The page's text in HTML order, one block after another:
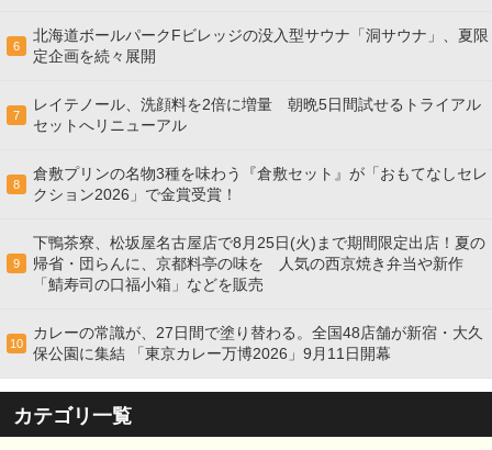
6
北海道ボールパークFビレッジの没入型サウナ「洞サウナ」、夏限
定企画を続々展開
7
レイテノール、洗顔料を2倍に増量 朝晩5日間試せるトライアル
セットへリニューアル
8
倉敷プリンの名物3種を味わう『倉敷セット』が「おもてなしセレ
クション2026」で金賞受賞！
9
下鴨茶寮、松坂屋名古屋店で8月25日(火)まで期間限定出店！夏の
帰省・団らんに、京都料亭の味を 人気の西京焼き弁当や新作
「鯖寿司の口福小箱」などを販売
10
カレーの常識が、27日間で塗り替わる。全国48店舗が新宿・大久
保公園に集結 「東京カレー万博2026」9月11日開幕
カテゴリ一覧